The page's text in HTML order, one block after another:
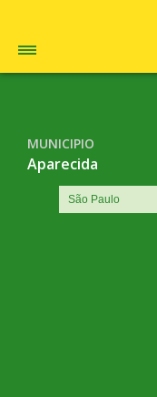
MUNICIPIO
Aparecida